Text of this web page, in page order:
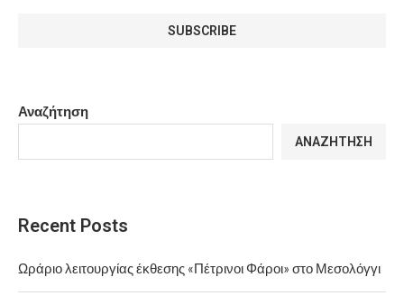
Αναζήτηση
ΑΝΑΖΉΤΗΣΗ
Recent Posts
Ωράριο λειτουργίας έκθεσης «Πέτρινοι Φάροι» στο Μεσολόγγι